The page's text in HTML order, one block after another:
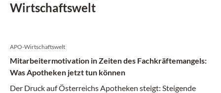
Wirtschaftswelt
APO-Wirtschaftswelt
Mitarbeitermotivation in Zeiten des Fachkräftemangels:
Was Apotheken jetzt tun können
Der Druck auf Österreichs Apotheken steigt: Steigende